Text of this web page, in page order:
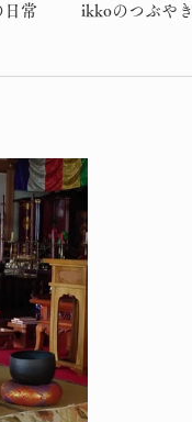
日常 ikkoのつぶやき